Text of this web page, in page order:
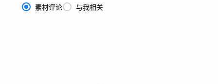
素材评论 与我相关